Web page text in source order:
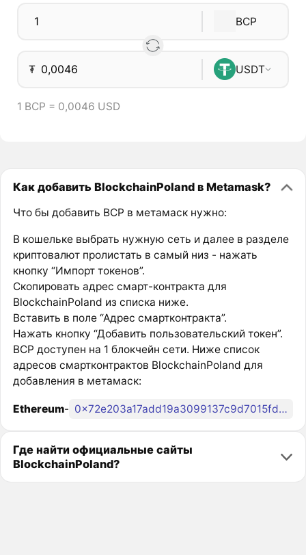
BCP
₮ USDT
1 BCP = 0,0046 USD
Как добавить BlockchainPoland в Metamask?
Что бы добавить BCP в метамаск нужно:
В кошельке выбрать нужную сеть и далее в разделе
криптовалют пролистать в самый низ - нажать
кнопку “Импорт токенов”.
Скопировать адрес смарт-контракта для
BlockchainPoland из списка ниже.
Вставить в поле “Адрес смартконтракта”.
Нажать кнопку “Добавить пользовательский токен”.
BCP доступен на 1 блокчейн сети. Ниже список
адресов смартконтрактов BlockchainPoland для
добавления в метамаск:
Ethereum- 0x72e203a17add19a3099137c9d7015fd3e2b7dba9
Где найти официальные сайты
BlockchainPoland?